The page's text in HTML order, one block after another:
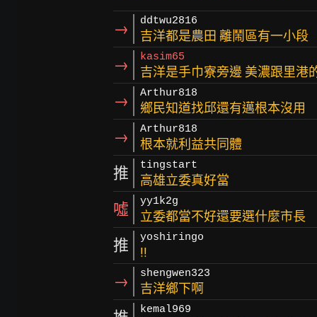
→ ddtwu2816
吉洋都是農田 離鬧區有一小段
→ kasim65
吉洋是手巾寮旁邊 美濃跟里港
→ Arthur818
鄉民知道找邱還有邁根本沒用
→ Arthur818
根本就利益共同體
推 tingstart
高雄立委真好當
噓 yy1k2g
立委都當不好還要選什麼市長
推 yoshiringo
!!
→ shengwen323
吉洋鄉下啊
kemal969